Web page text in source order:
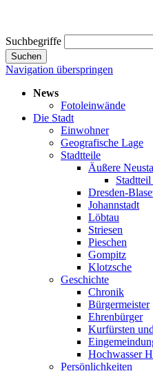
Suchbegriffe
Suchen
Navigation überspringen
News
Fotoleinwände
Die Stadt
Einwohner
Geografische Lage
Stadtteile
Äußere
Dresden-
Johannstadt
Löbtau
Striesen
Pieschen
Gompitz
Klotzsche
Geschichte
Chronik
Bürgermeister
Ehrenbürger
Kurfürsten
Hochwasser
Persönlichkeiten